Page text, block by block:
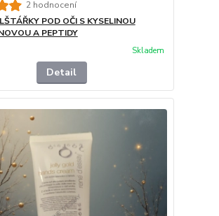
2 hodnocení
POD OČI S KYSELINOU
A PEPTIDY
Skladem
Detail